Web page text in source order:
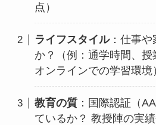
点）
ライフスタイル：仕事や
か？（例：通学時間、授
オンラインでの学習環境
教育の質 ：国際認証（
ているか？ 教授陣の実